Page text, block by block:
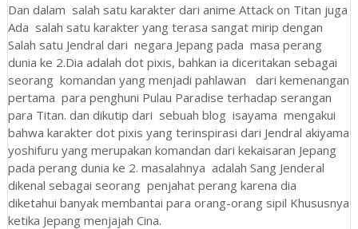
Dan dalam salah satu karakter dari anime Attack on Titan juga
Ada salah satu karakter yang terasa sangat mirip dengan
Salah satu Jendral dari negara Jepang pada masa perang
dunia ke 2.Dia adalah dot pixis, bahkan ia diceritakan sebagai
seorang komandan yang menjadi pahlawan dari kemenangan
pertama para penghuni Pulau Paradise terhadap serangan
para Titan. dan dikutip dari sebuah blog isayama mengakui
bahwa karakter dot pixis yang terinspirasi dari Jendral akiyama
yoshifuru yang merupakan komandan dari kekaisaran Jepang
pada perang dunia ke 2. masalahnya adalah Sang Jenderal
dikenal sebagai seorang penjahat perang karena dia
diketahui banyak membantai para orang-orang sipil Khususnya
ketika Jepang menjajah Cina.